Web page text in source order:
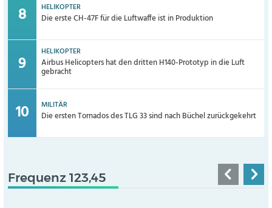
HELIKOPTER
Die erste CH-47F für die Luftwaffe ist in Produktion
HELIKOPTER
Airbus Helicopters hat den dritten H140-Prototyp in die Luft
gebracht
MILITÄR
Die ersten Tornados des TLG 33 sind nach Büchel zurückgekehrt
Frequenz 123,45